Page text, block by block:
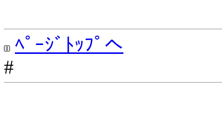
ﾍﾟｰｼﾞﾄｯﾌﾟへ
#